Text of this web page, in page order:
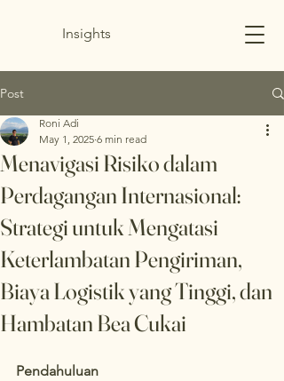
Insights
Post
Menavigasi Risiko dalam
Perdagangan Internasional:
Strategi untuk Mengatasi
Keterlambatan Pengiriman,
Biaya Logistik yang Tinggi, dan
Hambatan Bea Cukai
Roni Adi
May 1, 2025 6 min read
Pendahuluan